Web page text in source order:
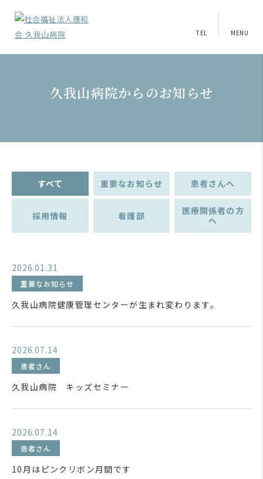
TEL MENU
久我山病院からのお知らせ
すべて 重要なお知らせ 患者さんへ
採用情報 看護部
医療関係者の方
へ
2026.01.31
重要なお知らせ
久我山病院健康管理センターが生まれ変わります。
2026.07.14
患者さん
久我山病院 キッズセミナー
2026.07.14
患者さん
10月はピンクリボン月間です